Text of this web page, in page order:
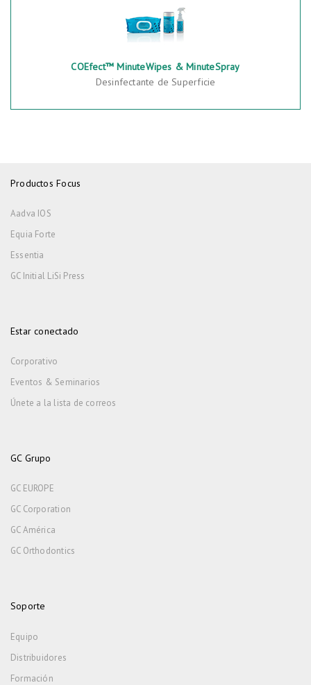
COEfect™ MinuteWipes & MinuteSpray
Desinfectante de Superficie
Productos Focus
Aadva IOS
Equia Forte
Essentia
GC Initial LiSi Press
Estar conectado
Corporativo
Eventos & Seminarios
Únete a la lista de correos
GC Grupo
GC EUROPE
GC Corporation
GC América
GC Orthodontics
Soporte
Equipo
Distribuidores
Formación